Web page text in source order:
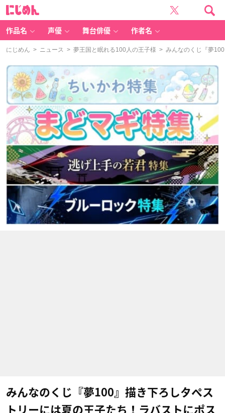
作品名 声優 舞台俳優 作者名
にじめん > ニュース > 夢王国と眠れる100人の王子様 > みんなのくじ『夢
みんなのくじ『夢100』描き下ろしタペス
トリーには夏の王子たち！ラバストにポス